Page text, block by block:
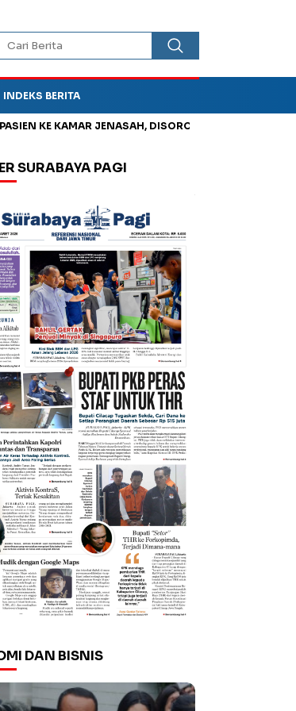
INDEKS BERITA
KE KAMAR JENASAH, DISOROT
SURABAYA PAGI
DAN BISNIS